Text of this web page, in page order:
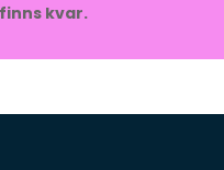
kvar.